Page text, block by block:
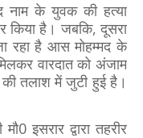
नाम के युवक की हत्या
किया है। जबकि, दूसरा
रहा है आस मोहम्मद के
वारदात को अंजाम
तलाश में जुटी हुई है।
इसरार द्वारा तहरीर